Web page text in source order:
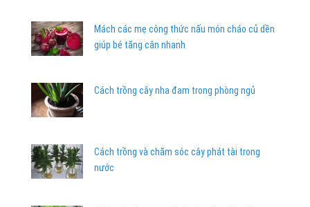
Mách các mẹ công thức nấu món cháo củ dền
giúp bé tăng cân nhanh
Cách trồng cây nha đam trong phòng ngủ
Cách trồng và chăm sóc cây phát tài trong
nước